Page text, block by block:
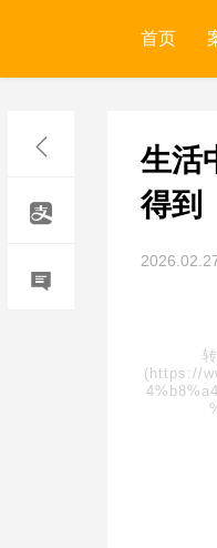
首页
生活
得到
(https://